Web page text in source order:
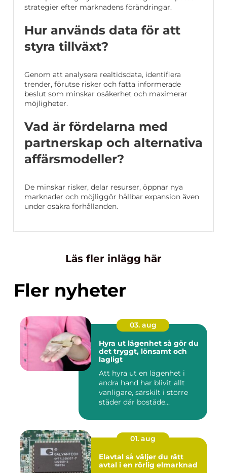
strategier efter marknadens förändringar.
Hur används data för att
styra tillväxt?
Genom att analysera realtidsdata, identifiera
trender, förutse risker och fatta informerade
beslut som minskar osäkerhet och maximerar
möjligheter.
Vad är fördelarna med
partnerskap och alternativa
affärsmodeller?
De minskar risker, delar resurser, öppnar nya
marknader och möjliggör hållbar expansion även
under osäkra förhållanden.
Läs fler inlägg här
Fler nyheter
03. aug
Hyra ut lägenhet så gör du
det tryggt, lönsamt och
lagligt
Att hyra ut en lägenhet i
andra hand har blivit allt
vanligare, särskilt i större
städer där bostäde...
01. aug
Elavtal så väljer du rätt
avtal i en rörlig elmarknad